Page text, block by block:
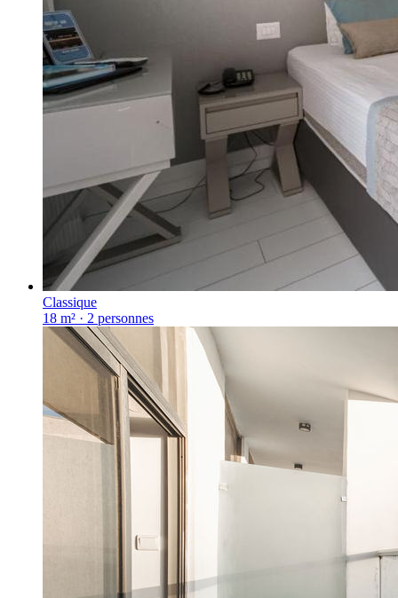
Classique
18 m² · 2 personnes